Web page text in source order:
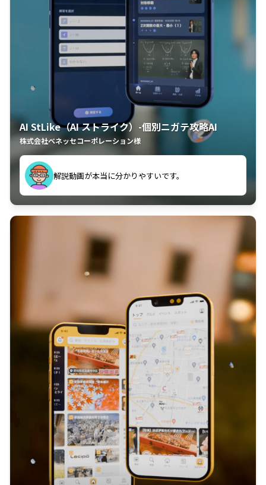
AI StLike（AI ストライク）-個別ニガテ攻略AI
株式会社ベネッセコーポレーション様
古文漢文を主に使わせていただいているが、復習する
のに非常に役立っている。
解説動画が本当に分かりやすいです。